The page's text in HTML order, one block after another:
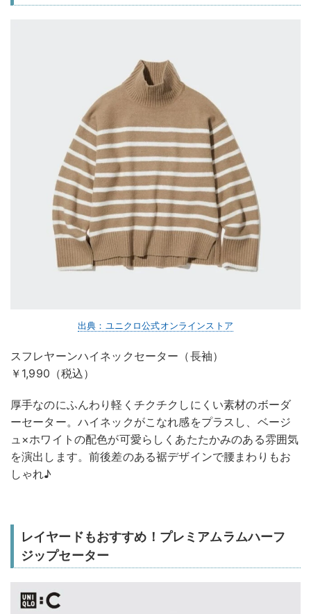
出典：ユニクロ公式オンラインストア
スフレヤーンハイネックセーター（長袖）
￥1,990（税込）
厚手なのにふんわり軽くチクチクしにくい素材のボーダ
ーセーター。ハイネックがこなれ感をプラスし、ベージ
ュ×ホワイトの配色が可愛らしくあたたかみのある雰囲気
を演出します。前後差のある裾デザインで腰まわりもお
しゃれ♪
レイヤードもおすすめ！プレミアムラムハーフ
ジップセーター